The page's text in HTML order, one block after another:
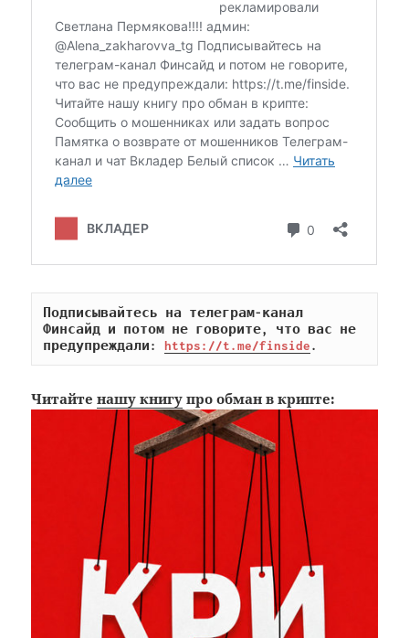
Подписывайтесь на телеграм-канал
Финсайд и потом не говорите, что вас не
предупреждали: https://t.me/finside.
Читайтенашу книгу про обман в крипте: